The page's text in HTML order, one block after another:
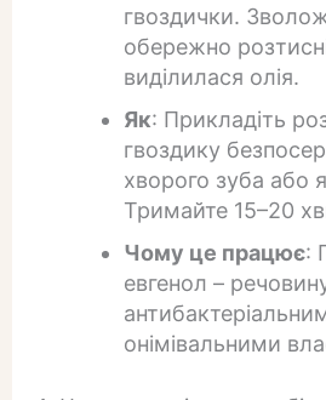
гвоздички.
обережно
виділилася олія.
Як: Прикладіть
гвоздику
хворого зуба або
Тримайте 15–20
Чому це працює:
евгенол –
онімівальними